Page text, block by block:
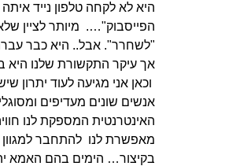
היא לא לקחה טלפון נייד
הפייסבוק"…. מיותר לציין
"לשחרר". אבל.. היא כבר
אך עיקר התקשורת שלנו
וכאן אני מגיעה לעוד יתרון
אנשים שונים מעדיפים
האינטרנטית המספקת לנו
מאפשרת לנו להתחבר
בקיצור… הימים בהם האמא